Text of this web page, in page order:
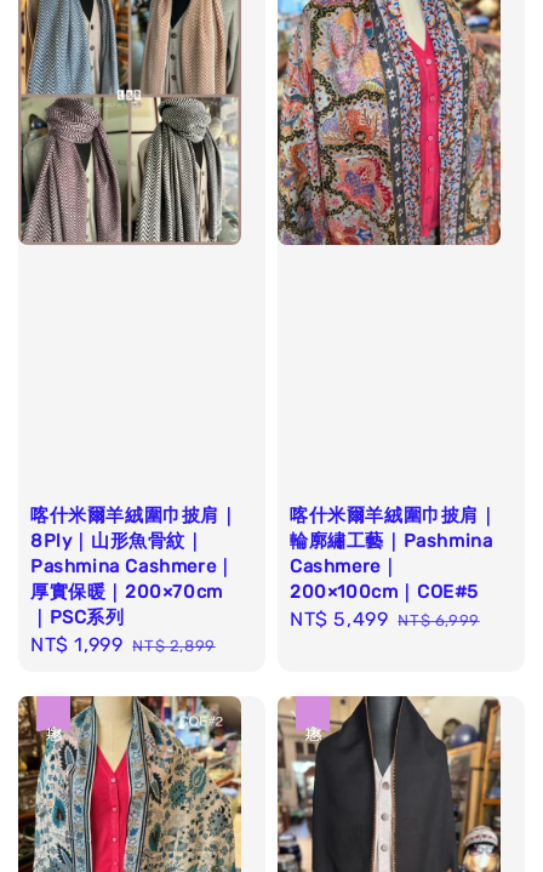
喀什米爾羊絨圍巾披肩｜
8Ply｜山形魚骨紋｜
Pashmina Cashmere｜
厚實保暖｜200×70cm
｜PSC系列
Sale
NT$ 1,999 Regular
NT$ 2,899
喀什米爾羊絨圍巾披肩｜
輪廓繡工藝｜Pashmina
Cashmere｜
200×100cm｜COE#5
Sale
NT$ 5,499 Regular
NT$ 6,999